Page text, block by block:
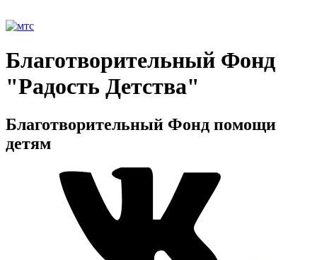
Благотворительный Фонд
"Радость Детства"
Благотворительный Фонд помощи
детям